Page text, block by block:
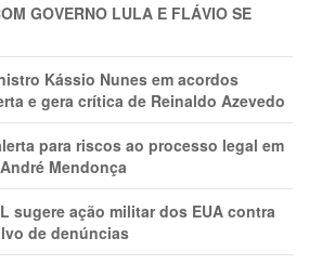
GOVERNO LULA E FLÁVIO SE
Kássio Nunes em acordos
e gera crítica de Reinaldo Azevedo
para riscos ao processo legal em
Mendonça
sugere ação militar dos EUA contra
de denúncias